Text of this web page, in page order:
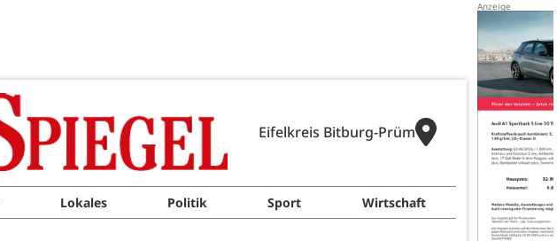
Eifelkreis Bitburg-Prüm
Lokales Politik Sport Wirtschaft